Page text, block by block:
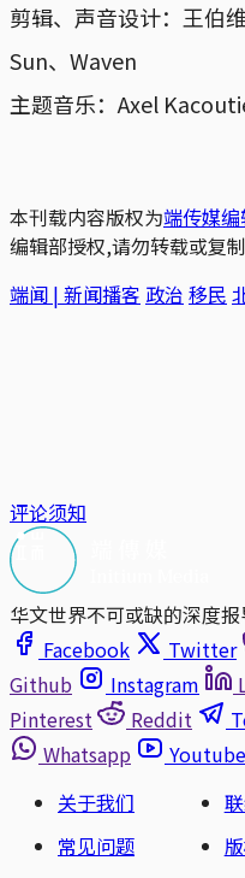
剪辑、声音设计：王
Sun、Waven
主题音乐：Axel
本刊载内容版权为端传媒编
编辑部授权,请勿转载或复
端闻 | 新闻播客 政治 移民
评论须知
华文世界不可或缺的深度
Facebook
Twitter
Github
Instagram
Pinterest
Reddit
Whatsapp
Youtube
关于我们
常见问题